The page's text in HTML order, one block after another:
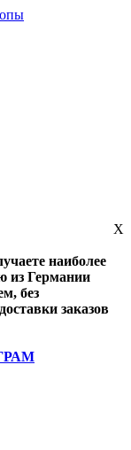
X
наиболее
из Германии
без
заказов